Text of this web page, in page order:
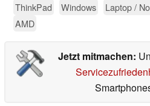
ThinkPad
Windows Laptop /
AMD
Jetzt mitmachen: